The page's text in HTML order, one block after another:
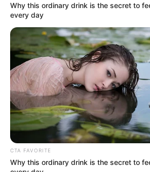
Why this ordinary drink is the secret to
every day
CTA FAVORITE
Why this ordinary drink is the secret to